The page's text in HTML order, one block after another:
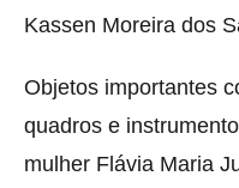
Kassen Moreira dos
Objetos importantes
quadros e
mulher Flávia Maria